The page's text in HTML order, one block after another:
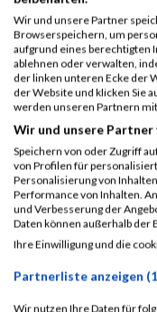
12472
Alexander
12754
Martin
12650
Christian
12844
Wilfried
12411
Peter
12513
Christian
12560
Jürgen
12409
Felix
12817
Markus
12479
Volker
12591
Alexander
Wir und unsere Partner
Browserspeichern, um
aufgrund eines berechtigten
ablehnen oder verwalten,
der linken unteren Ecke der
der Website und klicken Sie
werden unseren Partnern
Wir und unsere Partner
Speichern von oder Zugriff
von Profilen für
Personalisierung von
Performance von Inhalten.
und Verbesserung der
Daten können außerhalb der
Ihre Einwilligung und die
Partnerliste anzeigen
Wir nutzen Ihre Daten für